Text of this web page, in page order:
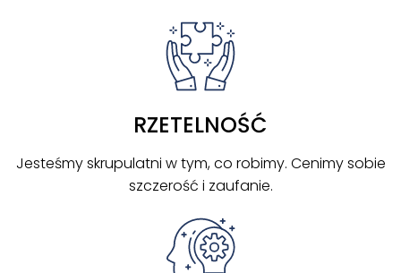
RZETELNOŚĆ
Jesteśmy skrupulatni w tym, co robimy. Cenimy sobie
szczerość i zaufanie.